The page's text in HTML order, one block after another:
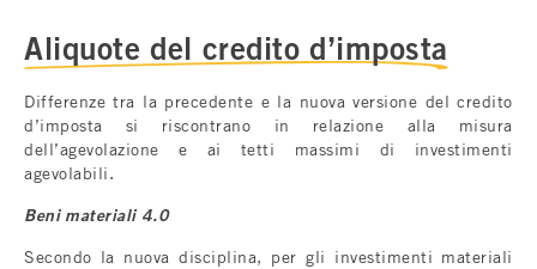
Aliquote del credito d’imposta
Differenze tra la precedente e la nuova versione del credito
d’imposta si riscontrano in relazione alla misura
dell’agevolazione e ai tetti massimi di investimenti
agevolabili.
Beni materiali 4.0
Secondo la nuova disciplina, per gli investimenti materiali